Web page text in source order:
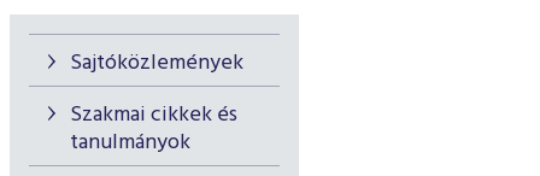
Sajtóközlemények
Szakmai cikkek és
tanulmányok